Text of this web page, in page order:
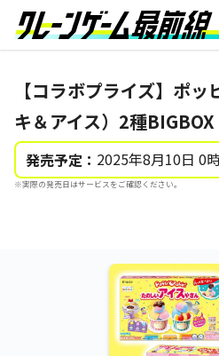
【コラボプライズ】ポ
キ＆アイス）2種BIGBOX
発売予定： 2025年8月10日 0
※実際の発売日はサービスをご確認ください。